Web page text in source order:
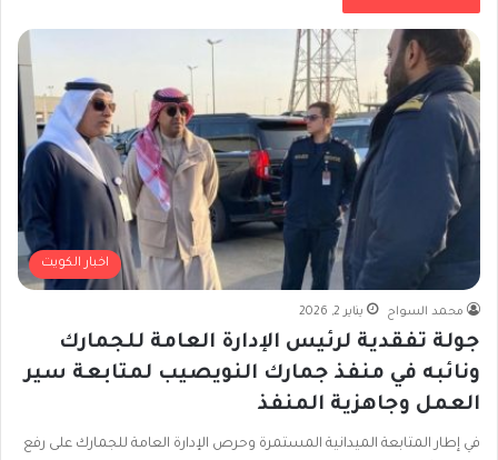
اخبار الكويت
محمد السواح يناير 2, 2026
جولة تفقدية لرئيس الإدارة العامة للجمارك
ونائبه في منفذ جمارك النويصيب لمتابعة سير
العمل وجاهزية المنفذ
في إطار المتابعة الميدانية المستمرة وحرص الإدارة العامة للجمارك على رفع